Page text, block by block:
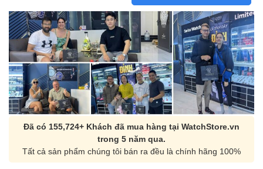
Đã có 155,724+ Khách đã mua hàng tại WatchStore.vn
trong 5 năm qua.
Tất cả sản phẩm chúng tôi bán ra đều là chính hãng 100%